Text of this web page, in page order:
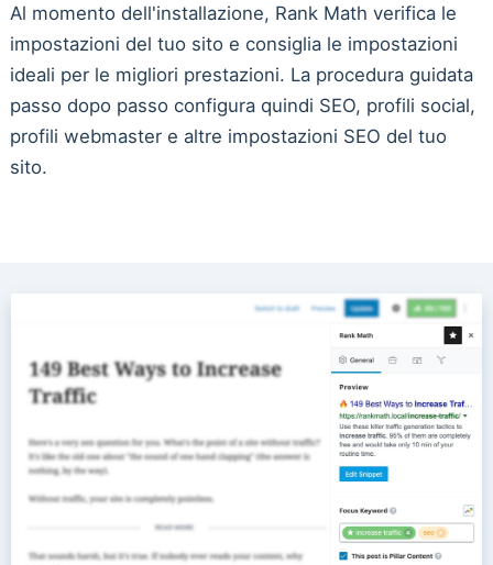
Al momento dell'installazione, Rank Math verifica le
impostazioni del tuo sito e consiglia le impostazioni
ideali per le migliori prestazioni. La procedura guidata
passo dopo passo configura quindi SEO, profili social,
profili webmaster e altre impostazioni SEO del tuo
sito.